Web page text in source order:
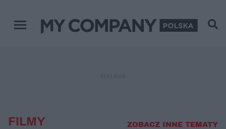
Menu główne
FILMY ZOBACZ INNE TEMATY